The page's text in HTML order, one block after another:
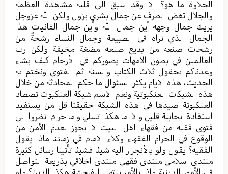
الحلاوة ما هو؟ الا وقد سبق الى قلبه مشاهدة العظمة
والجلال تغض الطرف عن جمال بشري يزول ولكن الله عزوجل
يريك جمال وجهه أين جمال الله وأين جمال الفانيات هذا
الجمال الذي نراه في الطبيعة وجمال النساء رشحةٌ من
رشحات صنعه من بديع صنعه مضغة مخيفة ولكن رب
العالمين في بطون الامهات يصوركم في الأرحام كيف يشاء
وعدناكم بحقول ثلاث الكتاب والسنة ثم الفتوى ونختم به
الحديث، هذه الايام يكثر السئوال ما حكم المحادثة من خلال
هذه الشبكات العنكبوتية ونعم الاسم شبكة العنكبوت تصطاد
العنكبوتة صيدها في هذه الشبكة حقيقتا قل من يستفيد
استفادة ايجابية قليل والا اما هكذا تسلي واما حرام انظروا الى
فتوى فقيه من فقهاء اهل البيت لا يجوز لعدم الأمن من
الوقوع في الحرام الفقهاء وكلاء الامام في زماننا ماذا يقول
الفقيه؟ يقول ولو بالأنجرار اليه شيئا فشيئا تأتينا رسائل كثيرة
منتدى اسلامي منتدى فقهي منتدى اخلاقي بذريعة التواصل